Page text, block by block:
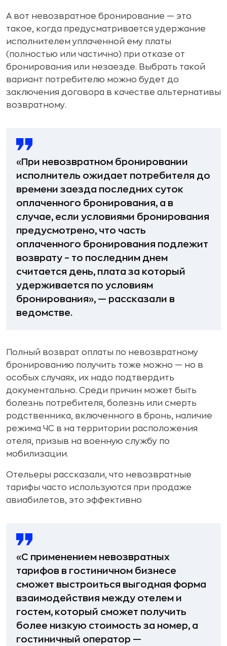
А вот невозвратное бронирование — это
такое, когда предусматривается удержание
исполнителем уплаченной ему платы
(полностью или частично) при отказе от
бронирования или незаезде. Выбрать такой
вариант потребителю можно будет до
заключения договора в качестве альтернативы
возвратному.
«При невозвратном бронировании
исполнитель ожидает потребителя до
времени заезда последних суток
оплаченного бронирования, а в
случае, если условиями бронирования
предусмотрено, что часть
оплаченного бронирования подлежит
возврату – то последним днем
считается день, плата за который
удерживается по условиям
бронирования», — рассказали в
ведомстве.
Полный возврат оплаты по невозвратному
бронированию получить тоже можно — но в
особых случаях, их надо подтвердить
документально. Среди причин может быть
болезнь потребителя, болезнь или смерть
родственника, включенного в бронь, наличие
режима ЧС в на территории расположения
отеля, призыв на военную службу по
мобилизации.
Отельеры рассказали, что невозвратные
тарифы часто используются при продаже
авиабилетов, это эффективно
«С применением невозвратных
тарифов в гостиничном бизнесе
сможет выстроиться выгодная форма
взаимодействия между отелем и
гостем, который сможет получить
более низкую стоимость за номер, а
гостиничный оператор —